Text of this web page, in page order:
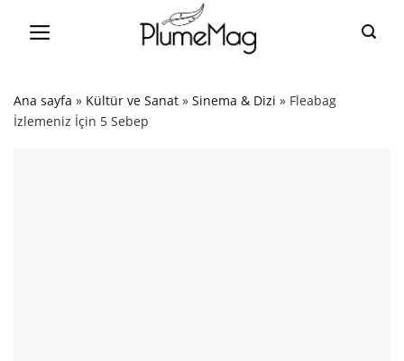
Ana sayfa » Kültür ve Sanat » Sinema & Dizi » Fleabag
İzlemeniz İçin 5 Sebep